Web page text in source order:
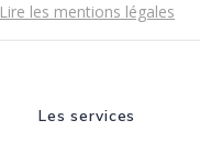
Lire les mentions légales
Les services